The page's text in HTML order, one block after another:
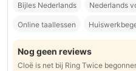
Bijles Nederlands Nederlands
Online taallessen
Nog geen reviews
Cloë is net bij Ring Twice